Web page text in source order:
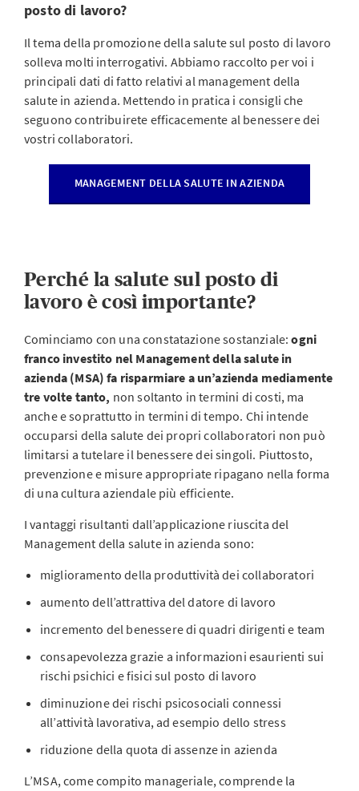
posto di lavoro?
Il tema della promozione della salute sul posto di lavoro
solleva molti interrogativi. Abbiamo raccolto per voi i
principali dati di fatto relativi al management della
salute in azienda. Mettendo in pratica i consigli che
seguono contribuirete efficacemente al benessere dei
vostri collaboratori.
MANAGEMENT DELLA SALUTE IN AZIENDA
Perché la salute sul posto di
lavoro è così importante?
Cominciamo con una constatazione sostanziale:ogni
franco investito nel Management della salute in
azienda (MSA) fa risparmiare a un’azienda mediamente
tre volte tanto, non soltanto in termini di costi, ma
anche e soprattutto in termini di tempo. Chi intende
occuparsi della salute dei propri collaboratori non può
limitarsi a tutelare il benessere dei singoli. Piuttosto,
prevenzione e misure appropriate ripagano nella forma
di una cultura aziendale più efficiente.
I vantaggi risultanti dall’applicazione riuscita del
Management della salute in azienda sono:
miglioramento della produttività dei collaboratori
aumento dell’attrattiva del datore di lavoro
incremento del benessere di quadri dirigenti e team
consapevolezza grazie a informazioni esaurienti sui
rischi psichici e fisici sul posto di lavoro
diminuzione dei rischi psicosociali connessi
all’attività lavorativa, ad esempio dello stress
riduzione della quota di assenze in azienda
L’MSA, come compito manageriale, comprende la